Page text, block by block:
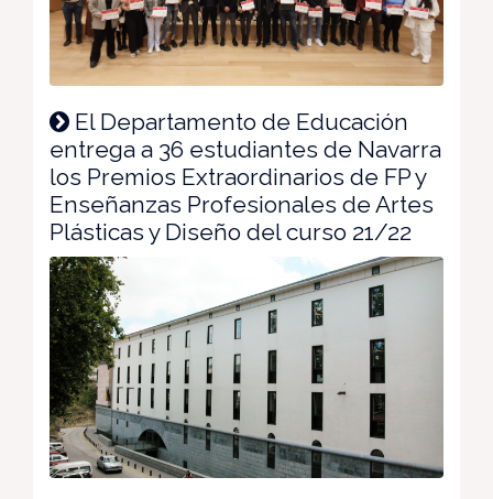
El Departamento de Educación
entrega a 36 estudiantes de Navarra
los Premios Extraordinarios de FP y
Enseñanzas Profesionales de Artes
Plásticas y Diseño del curso 21/22